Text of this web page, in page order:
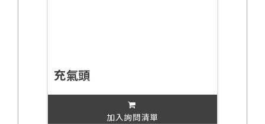
充氣頭
加入詢問清單